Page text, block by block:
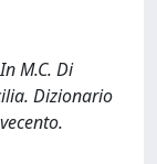
M.C. Di
Dizionario